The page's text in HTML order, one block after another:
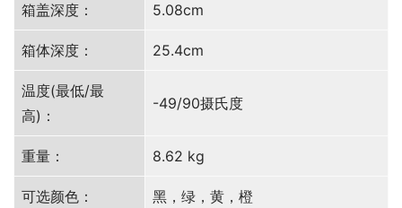
箱盖深度： 5.08cm
箱体深度： 25.4cm
温度(最低/最
高)：
-49/90摄氏度
重量： 8.62 kg
可选颜色： 黑，绿，黄，橙